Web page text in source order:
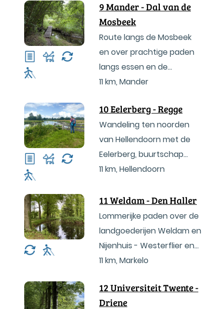
9 Mander - Dal van de
Mosbeek
Route langs de Mosbeek
en over prachtige paden
langs essen en de
Watermolens van Frans en
11 km, Mander
10 Eelerberg - Regge
Wandeling ten noorden
van Hellendoorn met de
Eelerberg, buurtschap
Schuilenburg en
Regge.
11 km, Hellendoorn
11 Weldam - Den Haller
Lommerijke paden over de
landgoederijen Weldam en
Nijenhuis - Westerflier en
langs watermolen Den
11 km, Markelo
12 Universiteit Twente -
Driene